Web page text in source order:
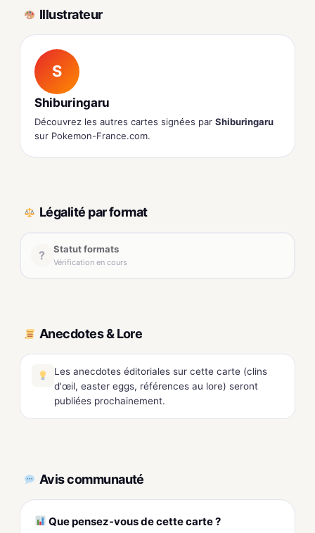
Illustrateur
S
Shiburingaru
Découvrez les autres cartes signées par Shiburingaru
sur Pokemon-France.com.
Légalité par format
? Statut formats
Vérification en cours
Anecdotes & Lore
Les anecdotes éditoriales sur cette carte (clins
d'œil, easter eggs, références au lore) seront
publiées prochainement.
Avis communauté
Que pensez-vous de cette carte ?